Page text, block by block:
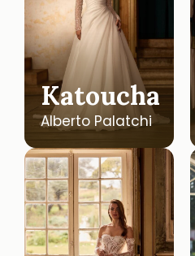
Katoucha
Alberto Palatchi